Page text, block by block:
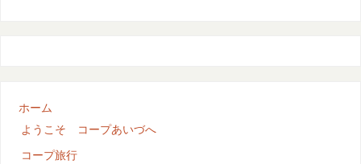
ホーム
ようこそ コープあいづへ
コープ旅行